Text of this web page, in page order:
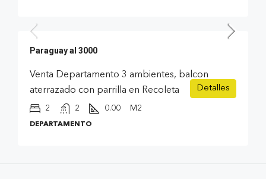
Paraguay al 3000
Venta Departamento 3 ambientes, balcon
aterrazado con parrilla en Recoleta
2 2 0.00 M2
DEPARTAMENTO
Detalles